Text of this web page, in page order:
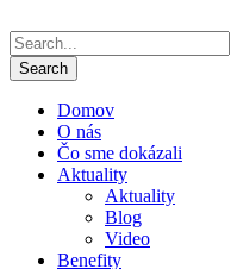
Domov
O nás
Čo sme dokázali
Aktuality
Aktuality
Blog
Video
Benefity